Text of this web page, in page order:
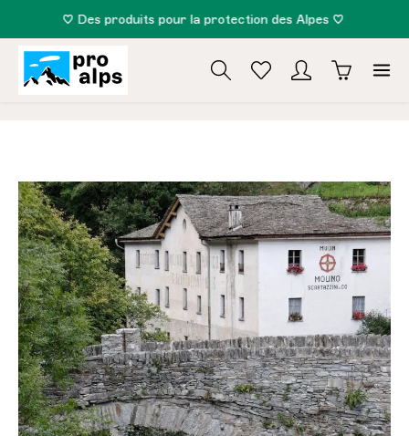
principal
♡ Des produits pour la protection des Alpes ♡